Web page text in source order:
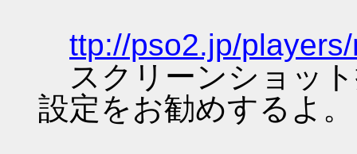
ttp://pso2.jp/
スクリーンショッ
設定をお勧めするよ。